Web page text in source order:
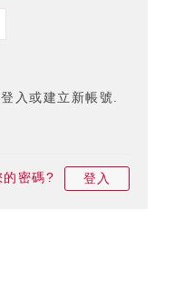
入或建立新帳號.
的密碼? 登入